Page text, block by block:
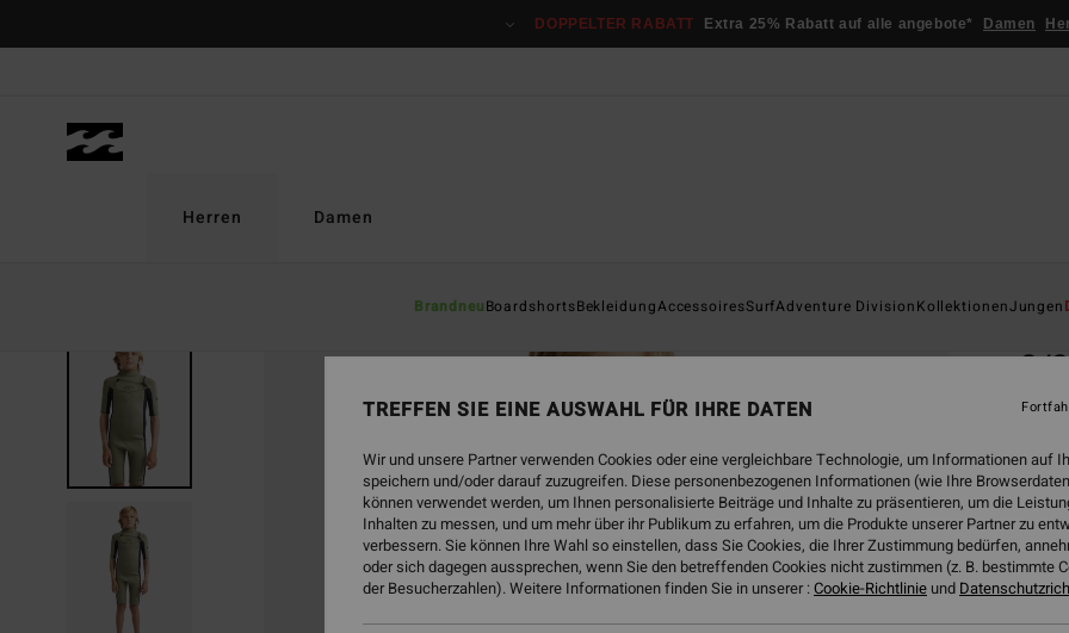
DOPPELTER RABATT Extra 25% Rabatt auf alle angebote* Damen
Herren
BrandneuBoardshortsBekleidungAccessoiresSurfAdventure DivisionKollektionenJungen
Damen
2/
ECO-
€
Farbe
TREFFEN SIE EINE AUSWAHL FÜR IHRE DATEN
Wir und unsere Partner verwenden Cookies oder eine vergleichbare Technologie, um Informationen auf
speichern und/oder darauf zuzugreifen. Diese personenbezogenen Informationen (wie Ihre
können verwendet werden, um Ihnen personalisierte Beiträge und Inhalte zu präsentieren, um die
Inhalten zu messen, und um mehr über ihr Publikum zu erfahren, um die Produkte unserer Partner zu
verbessern. Sie können Ihre Wahl so einstellen, dass Sie Cookies, die Ihrer Zustimmung bedürfen,
oder sich dagegen aussprechen, wenn Sie den betreffenden Cookies nicht zustimmen (z. B. bestimmte
der Besucherzahlen). Weitere Informationen finden Sie in unserer :Cookie-Richtlinie und